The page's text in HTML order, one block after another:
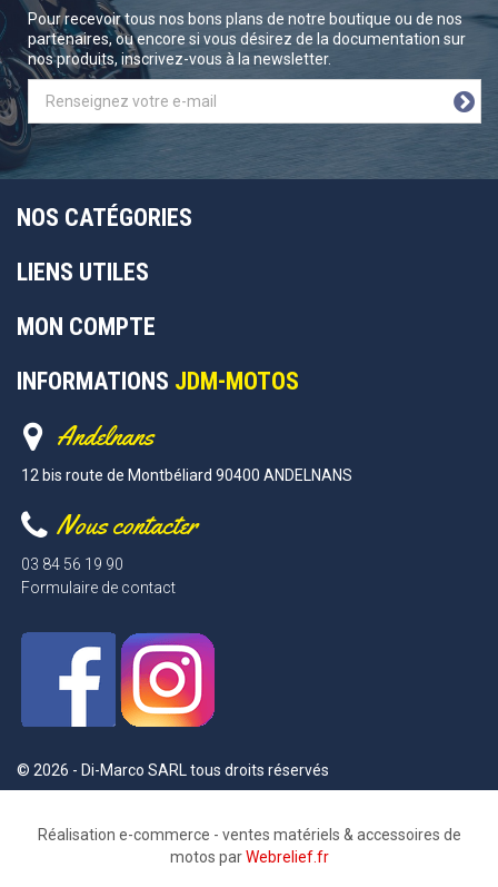
Pour recevoir tous nos bons plans de notre boutique ou de nos
partenaires, ou encore si vous désirez de la documentation sur
nos produits, inscrivez-vous à la newsletter.
NOS CATÉGORIES
LIENS UTILES
MON COMPTE
INFORMATIONS JDM-MOTOS
Andelnans
12 bis route de Montbéliard 90400 ANDELNANS
Nous contacter
03 84 56 19 90
Formulaire de contact
© 2026 - Di-Marco SARL tous droits réservés
Réalisation e-commerce - ventes matériels & accessoires de
motos parWebrelief.fr